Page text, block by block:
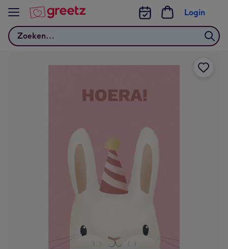
Bekijk meer
Zoeken
Login